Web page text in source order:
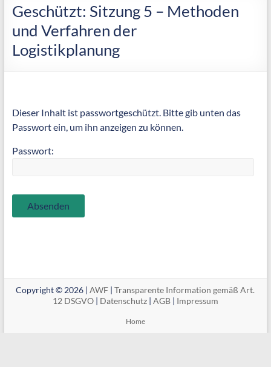
wirtschaftliche
Fertigung
Geschützt: Sitzung 5 – Methoden
und Verfahren der
Logistikplanung
Dieser Inhalt ist passwortgeschützt. Bitte gib unten das
Passwort ein, um ihn anzeigen zu können.
Passwort:
Copyright © 2026 |AWF |Transparente Information gemäß Art.
12 DSGVO| Datenschutz| AGB| Impressum
Home